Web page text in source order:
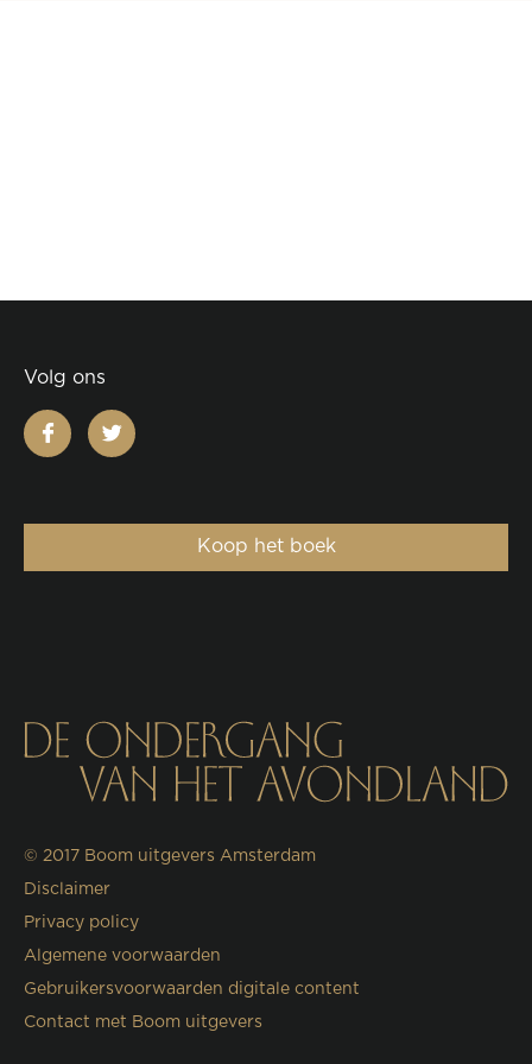
Volg ons
facebooktwitter
Koop het boek
© 2017 Boom uitgevers Amsterdam
Disclaimer
Privacy policy
Algemene voorwaarden
Gebruikersvoorwaarden digitale content
Contact met Boom uitgevers